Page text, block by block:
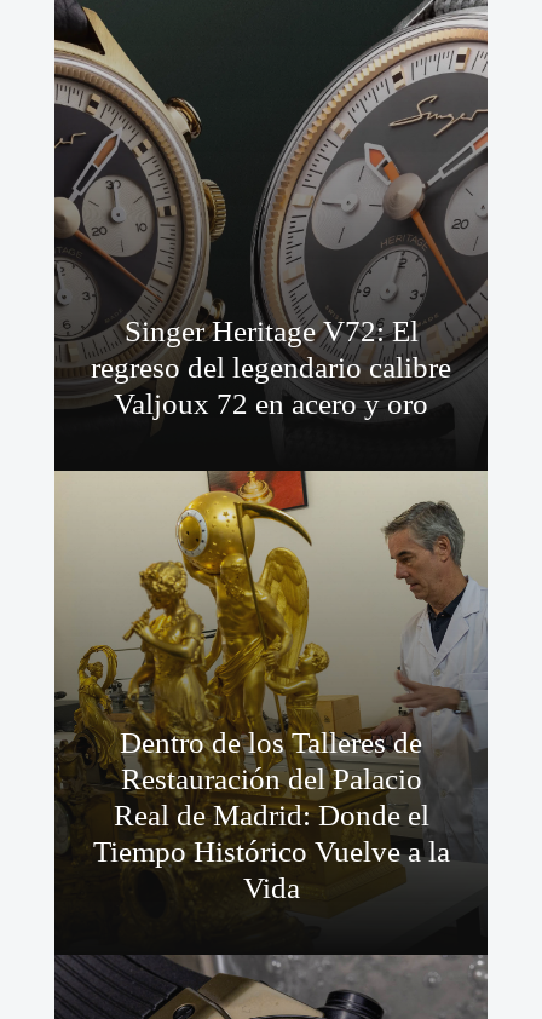
Singer Heritage V72: El
regreso del legendario calibre
Valjoux 72 en acero y oro
Dentro de los Talleres de
Restauración del Palacio
Real de Madrid: Donde el
Tiempo Histórico Vuelve a la
Vida